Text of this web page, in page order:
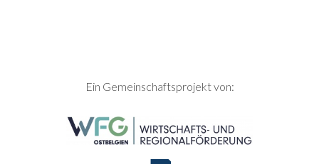
SEITENFUSSEin Gemeinschaftsprojekt von: